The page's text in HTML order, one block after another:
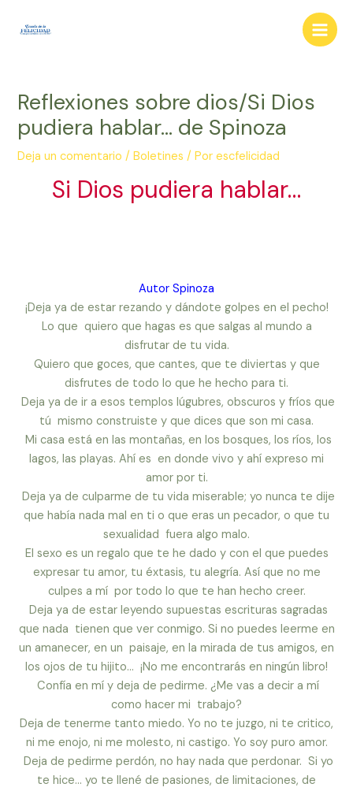
Main
Reflexiones sobre dios/Si Dios
pudiera hablar… de Spinoza
Deja un comentario /Boletines / Porescfelicidad
Si Dios pudiera hablar…
Autor Spinoza
¡Deja ya de estar rezando y dándote golpes en el pecho!
Lo que quiero que hagas es que salgas al mundo a
disfrutar de tu vida.
Quiero que goces, que cantes, que te diviertas y que
disfrutes de todo lo que he hecho para ti.
Deja ya de ir a esos templos lúgubres, obscuros y fríos que
tú mismo construiste y que dices que son mi casa.
Mi casa está en las montañas, en los bosques, los ríos, los
lagos, las playas. Ahí es en donde vivo y ahí expreso mi
amor por ti.
Deja ya de culparme de tu vida miserable; yo nunca te dije
que había nada mal en ti o que eras un pecador, o que tu
sexualidad fuera algo malo.
El sexo es un regalo que te he dado y con el que puedes
expresar tu amor, tu éxtasis, tu alegría. Así que no me
culpes a mí por todo lo que te han hecho creer.
Deja ya de estar leyendo supuestas escrituras sagradas
que nada tienen que ver conmigo. Si no puedes leerme en
un amanecer, en un paisaje, en la mirada de tus amigos, en
los ojos de tu hijito… ¡No me encontrarás en ningún libro!
Confía en mí y deja de pedirme. ¿Me vas a decir a mí
como hacer mi trabajo?
Deja de tenerme tanto miedo. Yo no te juzgo, ni te critico,
ni me enojo, ni me molesto, ni castigo. Yo soy puro amor.
Deja de pedirme perdón, no hay nada que perdonar. Si yo
te hice… yo te llené de pasiones, de limitaciones, de